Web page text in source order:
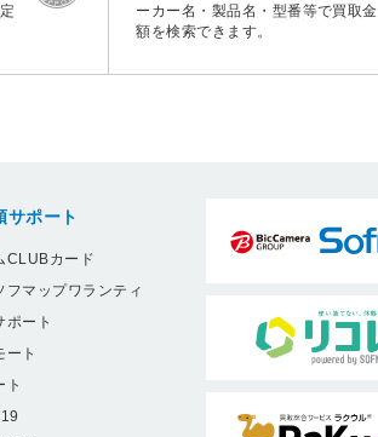
ーカー名・製品名・型番等で買取金
額を検索できます。
サポート
CLUBカード
フマップワランティ
ポート
ート
ト